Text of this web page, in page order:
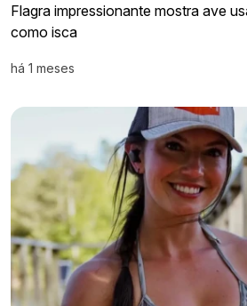
Flagra impressionante mostra ave
como isca
há 1 meses